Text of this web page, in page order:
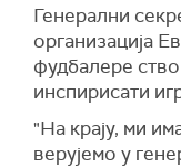
Генерални
организација
фудбалере
инспирисати
"На крају, ми
верујемо у